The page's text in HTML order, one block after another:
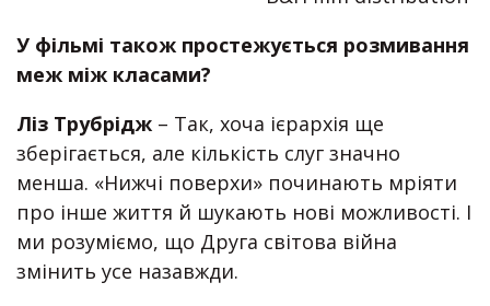
У фільмі також простежується розмивання
меж між класами?
Ліз Трубрідж – Так, хоча ієрархія ще
зберігається, але кількість слуг значно
менша. «Нижчі поверхи» починають мріяти
про інше життя й шукають нові можливості. І
ми розуміємо, що Друга світова війна
змінить усе назавжди.